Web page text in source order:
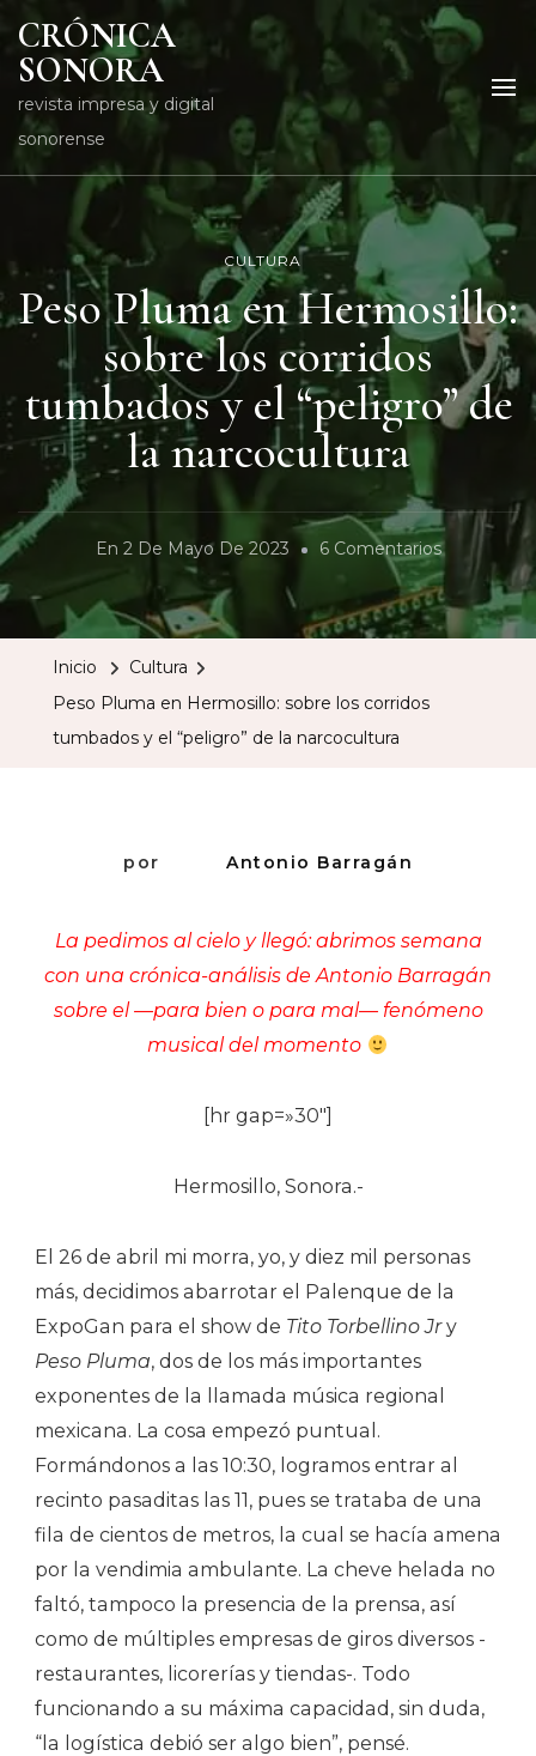
CRÓNICA
SONORA
revista impresa y digital
sonorense
CULTURA
Peso Pluma en Hermosillo:
sobre los corridos
tumbados y el “peligro” de
la narcocultura
En 2 De Mayo De 2023 6 ComentariosEn
Peso
Pluma
Inicio
Cultura
Peso Pluma en Hermosillo: sobre los corridos
tumbados y el “peligro” de la narcocultura
por Antonio Barragán
La pedimos al cielo y llegó: abrimos semana
con una crónica-análisis de Antonio Barragán
sobre el —para bien o para mal— fenómeno
musical del momento
[hr gap=»30″]
Hermosillo, Sonora.-
El 26 de abril mi morra, yo, y diez mil personas
más, decidimos abarrotar el Palenque de la
ExpoGan para el show de Tito Torbellino Jry
Peso Pluma, dos de los más importantes
exponentes de la llamada música regional
mexicana. La cosa empezó puntual.
Formándonos a las 10:30, logramos entrar al
recinto pasaditas las 11, pues se trataba de una
fila de cientos de metros, la cual se hacía amena
por la vendimia ambulante. La cheve helada no
faltó, tampoco la presencia de la prensa, así
como de múltiples empresas de giros diversos -
restaurantes, licorerías y tiendas-. Todo
funcionando a su máxima capacidad, sin duda,
“la logística debió ser algo bien”, pensé.